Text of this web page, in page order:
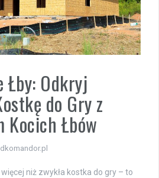
Łby: Odkryj
do Gry z
Kocich Łbów
niż zwykła kostka do gry – to